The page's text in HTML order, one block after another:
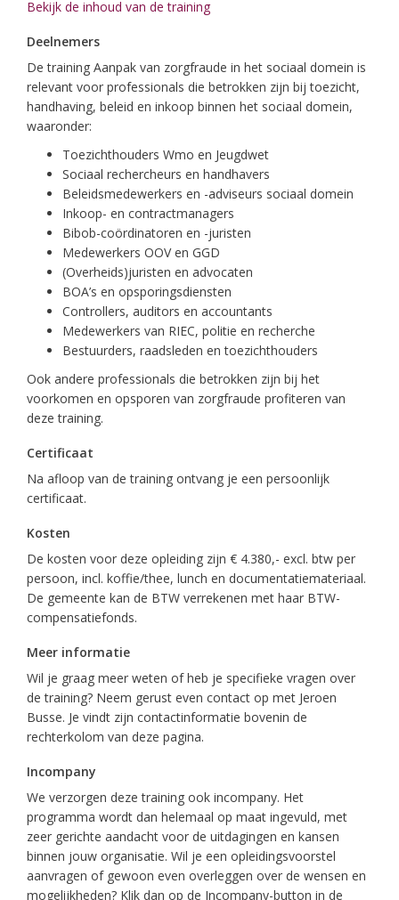
Bekijk de inhoud van de training
Deelnemers
De training Aanpak van zorgfraude in het sociaal domein is
relevant voor professionals die betrokken zijn bij toezicht,
handhaving, beleid en inkoop binnen het sociaal domein,
waaronder:
Toezichthouders Wmo en Jeugdwet
Sociaal rechercheurs en handhavers
Beleidsmedewerkers en -adviseurs sociaal domein
Inkoop- en contractmanagers
Bibob-coördinatoren en -juristen
Medewerkers OOV en GGD
(Overheids)juristen en advocaten
BOA’s en opsporingsdiensten
Controllers, auditors en accountants
Medewerkers van RIEC, politie en recherche
Bestuurders, raadsleden en toezichthouders
Ook andere professionals die betrokken zijn bij het
voorkomen en opsporen van zorgfraude profiteren van
deze training.
Certificaat
Na afloop van de training ontvang je een persoonlijk
certificaat.
Kosten
De kosten voor deze opleiding zijn € 4.380,- excl. btw per
persoon, incl. koffie/thee, lunch en documentatiemateriaal.
De gemeente kan de BTW verrekenen met haar BTW-
compensatiefonds.
Meer informatie
Wil je graag meer weten of heb je specifieke vragen over
de training? Neem gerust even contact op met Jeroen
Busse. Je vindt zijn contactinformatie bovenin de
rechterkolom van deze pagina.
Incompany
We verzorgen deze training ook incompany. Het
programma wordt dan helemaal op maat ingevuld, met
zeer gerichte aandacht voor de uitdagingen en kansen
binnen jouw organisatie. Wil je een opleidingsvoorstel
aanvragen of gewoon even overleggen over de wensen en
mogelijkheden? Klik dan op de Incompany-button in de